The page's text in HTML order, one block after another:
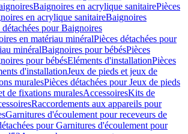
Baignoires en acrylique sanitairePièces
en acrylique sanitaireBaignoires
détachées pour Baignoires
en matériau minéralPièces détachées pour
minéralBaignoires pour bébésPièces
pour bébésEléments d'installationPièces
d'installationJeux de pieds et jeux de
muralesPièces détachées pour Jeux de pieds
de fixations muralesAccessoiresKits de
Raccordements aux appareils pour
Garnitures d'écoulement pour receveurs de
pour Garnitures d'écoulement pour